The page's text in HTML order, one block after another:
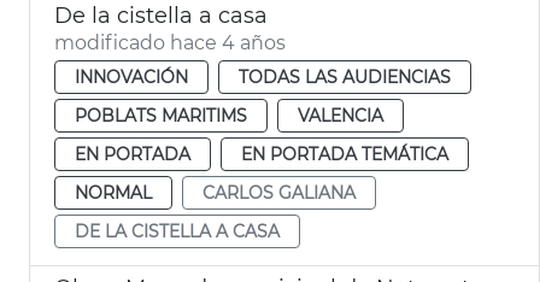
De la cistella a casa
modificado hace 4 años
INNOVACIÓN
TODAS LAS AUDIENCIAS
POBLATS MARITIMS
VALENCIA
EN PORTADA
EN PORTADA TEMÁTICA
NORMAL
CARLOS GALIANA
DE LA CISTELLA A CASA